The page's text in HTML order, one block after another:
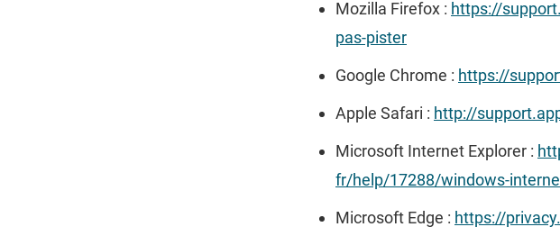
Mozilla Firefox : https://
pas-pister
Google Chrome : https://
Apple Safari : http://
Microsoft Internet Explorer :
fr/help/17288/windows-
Microsoft Edge : https://